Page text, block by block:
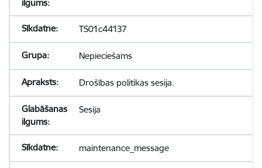
TS01c44137
Nepieciešams
Drošības politikas sesija.
Sesija
maintenance_message